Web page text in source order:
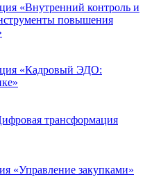
«Внутренний контроль и
повышения
«Кадровый ЭДО:
трансформация
«Управление закупками»